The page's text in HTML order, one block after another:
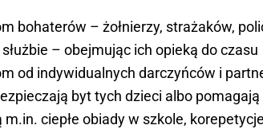
bohaterów – żołnierzy, strażaków,
– obejmując ich opieką do czasu
od indywidualnych darczyńców i
byt tych dzieci albo pomagają
ciepłe obiady w szkole,